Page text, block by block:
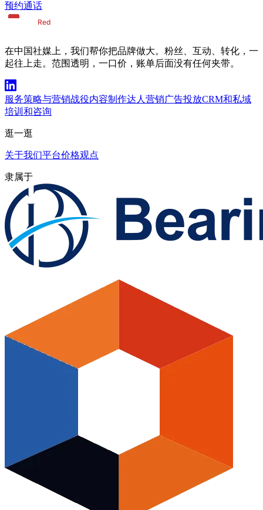
预约通话
在中国社媒上，我们帮你把品牌做大。粉丝、互动、转化，一
起往上走。范围透明，一口价，账单后面没有任何夹带。
服务策略与营销战役内容制作达人营销广告投放CRM和私域
培训和咨询
逛一逛
关于我们平台价格观点
隶属于